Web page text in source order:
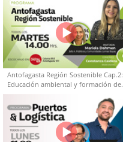
Antofagasta Región Sostenible Cap.2:
Educación ambiental y formación de
capacidades técnicas